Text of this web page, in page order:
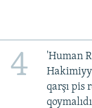
4
'Human
qarşı pis